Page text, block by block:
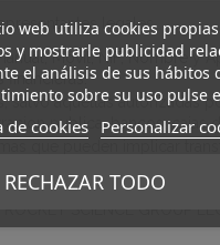
web utiliza cookies
y mostrarle publicidad
el análisis de sus hábitos
sobre su uso pulse
de cookies Personalizar
RECHAZAR TODO
legales.
Móvil, NIF, Nombre y
financieras.
salvo aquellas autorizadas
publica, bancos, cajas
que pueden implicar
y que describe su
SCIENCE GROUP